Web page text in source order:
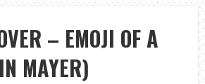
– EMOJI OF A
MAYER)